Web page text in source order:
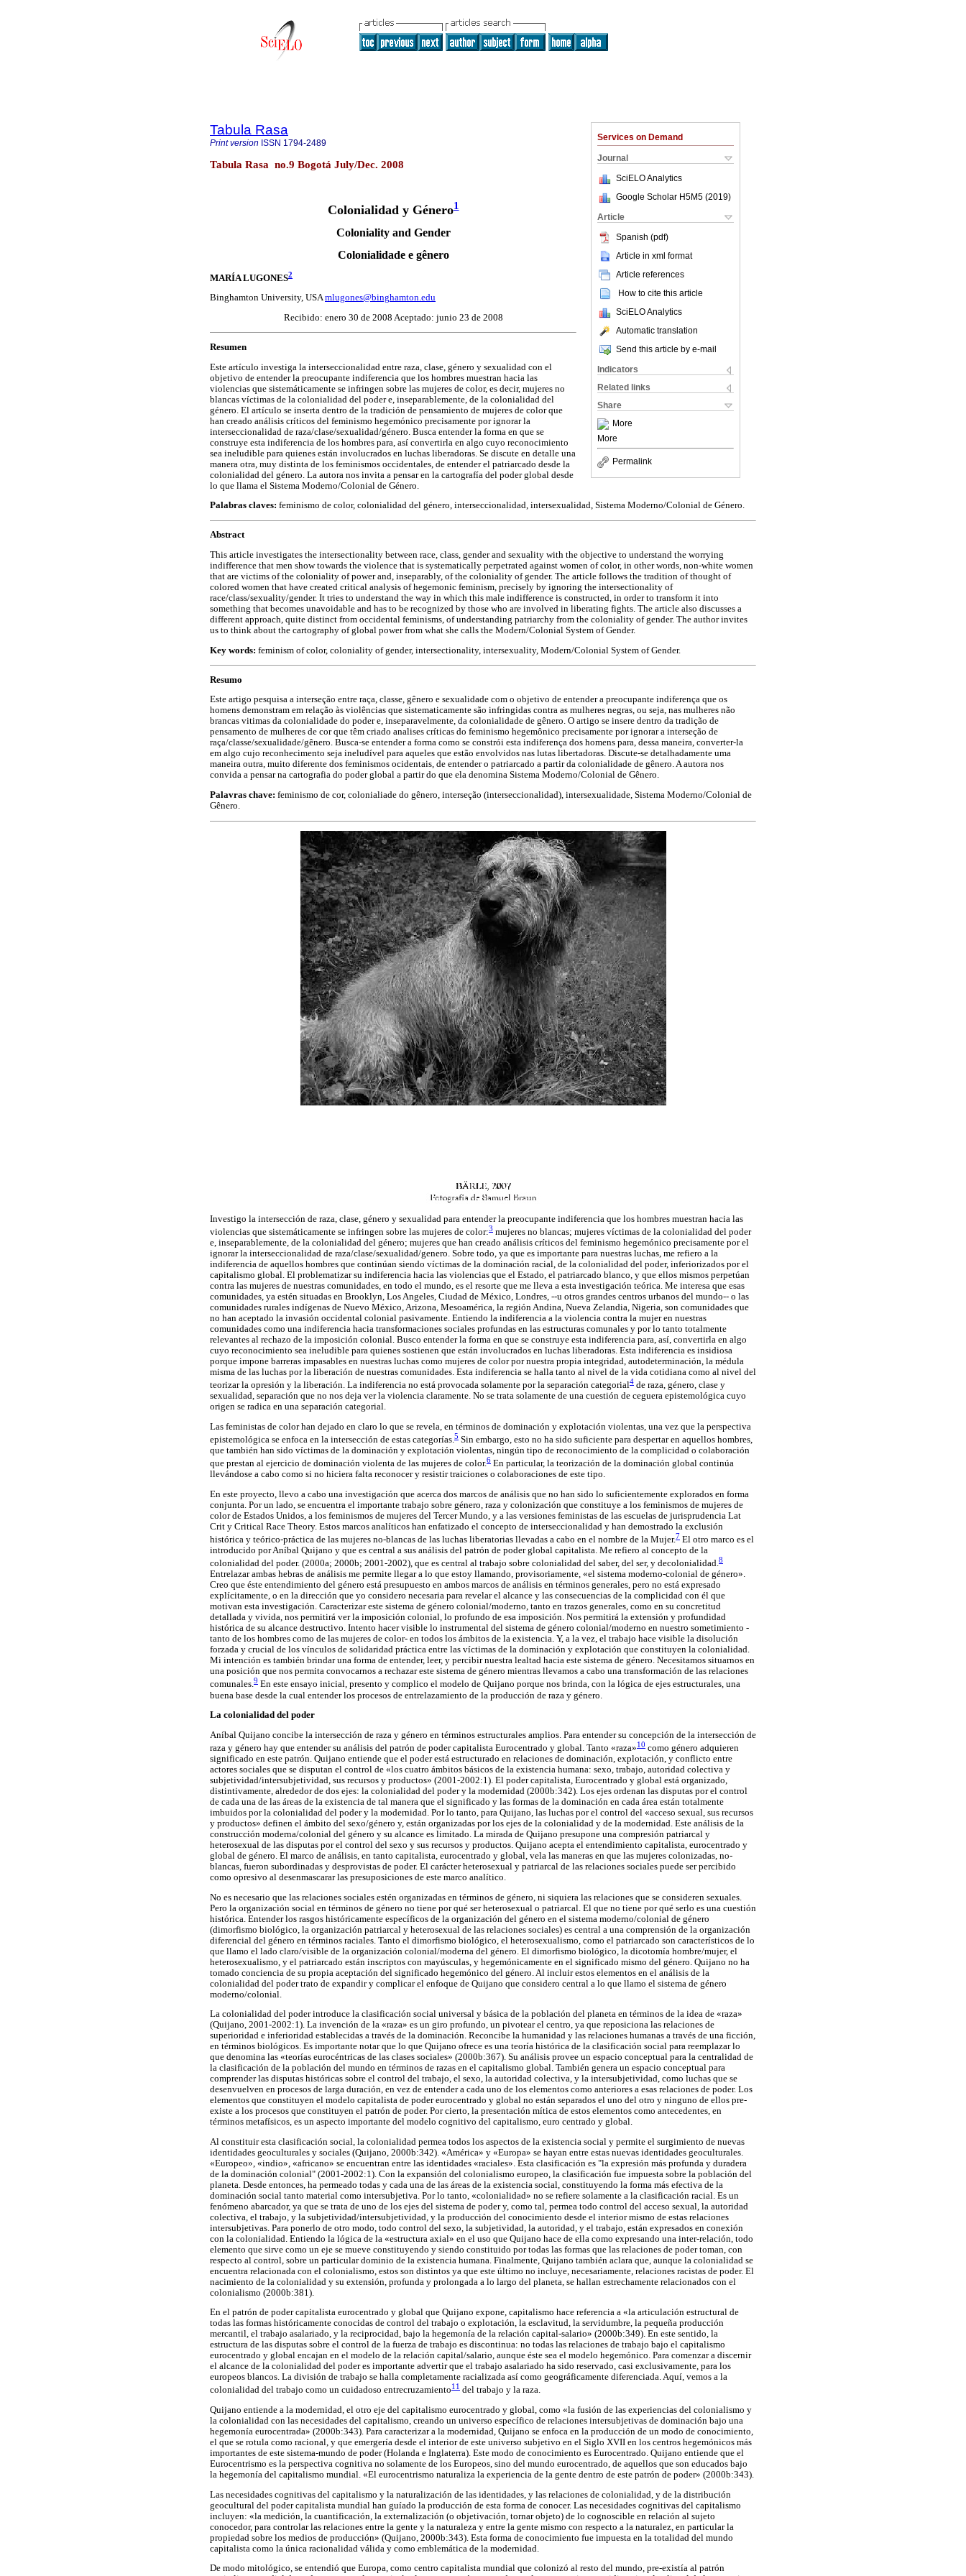
Services on Demand
Journal
SciELO Analytics
Google Scholar H5M5 (2019)
Article
Spanish (pdf)
Article in xml format
Article references
How to cite this article
SciELO Analytics
Automatic translation
Send this article by e-mail
Indicators
Related links
Share
More
More
Permalink
Tabula Rasa
Print version ISSN 1794-2489
Tabula Rasa no.9 Bogotá July/Dec. 2008
Colonialidad y Género1
Coloniality and Gender
Colonialidade e gênero
MARÍA LUGONES2
Binghamton University, USAmlugones@binghamton.edu
Recibido: enero 30 de 2008 Aceptado: junio 23 de 2008
Resumen
Este artículo investiga la interseccionalidad entre raza, clase, género y sexualidad con el
objetivo de entender la preocupante indiferencia que los hombres muestran hacia las
violencias que sistemáticamente se infringen sobre las mujeres de color, es decir, mujeres no
blancas víctimas de la colonialidad del poder e, inseparablemente, de la colonialidad del
género. El artículo se inserta dentro de la tradición de pensamiento de mujeres de color que
han creado análisis críticos del feminismo hegemónico precisamente por ignorar la
interseccionalidad de raza/clase/sexualidad/género. Busca entender la forma en que se
construye esta indiferencia de los hombres para, así convertirla en algo cuyo reconocimiento
sea ineludible para quienes están involucrados en luchas liberadoras. Se discute en detalle una
manera otra, muy distinta de los feminismos occidentales, de entender el patriarcado desde la
colonialidad del género. La autora nos invita a pensar en la cartografía del poder global desde
lo que llama el Sistema Moderno/Colonial de Género.
Palabras claves: feminismo de color, colonialidad del género, interseccionalidad, intersexualidad, Sistema Moderno/Colonial de Género.
Abstract
This article investigates the intersectionality between race, class, gender and sexuality with the objective to understand the worrying
indifference that men show towards the violence that is systematically perpetrated against women of color, in other words, non-white women
that are victims of the coloniality of power and, inseparably, of the coloniality of gender. The article follows the tradition of thought of
colored women that have created critical analysis of hegemonic feminism, precisely by ignoring the intersectionality of
race/class/sexuality/gender. It tries to understand the way in which this male indifference is constructed, in order to transform it into
something that becomes unavoidable and has to be recognized by those who are involved in liberating fights. The article also discusses a
different approach, quite distinct from occidental feminisms, of understanding patriarchy from the coloniality of gender. The author invites
us to think about the cartography of global power from what she calls the Modern/Colonial System of Gender.
Key words: feminism of color, coloniality of gender, intersectionality, intersexuality, Modern/Colonial System of Gender.
Resumo
Este artigo pesquisa a interseção entre raça, classe, gênero e sexualidade com o objetivo de entender a preocupante indiferença que os
homens demonstram em relação às violências que sistematicamente são infringidas contra as mulheres negras, ou seja, nas mulheres não
brancas vitimas da colonialidade do poder e, inseparavelmente, da colonialidade de gênero. O artigo se insere dentro da tradição de
pensamento de mulheres de cor que têm criado analises críticas do feminismo hegemônico precisamente por ignorar a interseção de
raça/classe/sexualidade/gênero. Busca-se entender a forma como se constrói esta indiferença dos homens para, dessa maneira, converter-la
em algo cujo reconhecimento seja ineludível para aqueles que estão envolvidos nas lutas libertadoras. Discute-se detalhadamente uma
maneira outra, muito diferente dos feminismos ocidentais, de entender o patriarcado a partir da colonialidade de gênero. A autora nos
convida a pensar na cartografia do poder global a partir do que ela denomina Sistema Moderno/Colonial de Gênero.
Palavras chave: feminismo de cor, colonialiade do gênero, interseção (interseccionalidad), intersexualidade, Sistema Moderno/Colonial de
Gênero.
Investigo la intersección de raza, clase, género y sexualidad para entender la preocupante indiferencia que los hombres muestran hacia las
violencias que sistemáticamente se infringen sobre las mujeres de color:3 mujeres no blancas; mujeres víctimas de la colonialidad del poder
e, inseparablemente, de la colonialidad del género; mujeres que han creado análisis críticos del feminismo hegemónico precisamente por el
ignorar la interseccionalidad de raza/clase/sexualidad/genero. Sobre todo, ya que es importante para nuestras luchas, me refiero a la
indiferencia de aquellos hombres que continúan siendo víctimas de la dominación racial, de la colonialidad del poder, inferiorizados por el
capitalismo global. El problematizar su indiferencia hacia las violencias que el Estado, el patriarcado blanco, y que ellos mismos perpetúan
contra las mujeres de nuestras comunidades, en todo el mundo, es el resorte que me lleva a esta investigación teórica. Me interesa que esas
comunidades, ya estén situadas en Brooklyn, Los Angeles, Ciudad de México, Londres, --u otros grandes centros urbanos del mundo-- o las
comunidades rurales indígenas de Nuevo México, Arizona, Mesoamérica, la región Andina, Nueva Zelandia, Nigeria, son comunidades que
no han aceptado la invasión occidental colonial pasivamente. Entiendo la indiferencia a la violencia contra la mujer en nuestras
comunidades como una indiferencia hacia transformaciones sociales profundas en las estructuras comunales y por lo tanto totalmente
relevantes al rechazo de la imposición colonial. Busco entender la forma en que se construye esta indiferencia para, así, convertirla en algo
cuyo reconocimiento sea ineludible para quienes sostienen que están involucrados en luchas liberadoras. Esta indiferencia es insidiosa
porque impone barreras impasables en nuestras luchas como mujeres de color por nuestra propia integridad, autodeterminación, la médula
misma de las luchas por la liberación de nuestras comunidades. Esta indiferencia se halla tanto al nivel de la vida cotidiana como al nivel del
teorizar la opresión y la liberación. La indiferencia no está provocada solamente por la separación categorial4 de raza, género, clase y
sexualidad, separación que no nos deja ver la violencia claramente. No se trata solamente de una cuestión de ceguera epistemológica cuyo
origen se radica en una separación categorial.
Las feministas de color han dejado en claro lo que se revela, en términos de dominación y explotación violentas, una vez que la perspectiva
epistemológica se enfoca en la intersección de estas categorías.5 Sin embargo, esto no ha sido suficiente para despertar en aquellos hombres,
que también han sido víctimas de la dominación y explotación violentas, ningún tipo de reconocimiento de la complicidad o colaboración
que prestan al ejercicio de dominación violenta de las mujeres de color.6 En particular, la teorización de la dominación global continúa
llevándose a cabo como si no hiciera falta reconocer y resistir traiciones o colaboraciones de este tipo.
En este proyecto, llevo a cabo una investigación que acerca dos marcos de análisis que no han sido lo suficientemente explorados en forma
conjunta. Por un lado, se encuentra el importante trabajo sobre género, raza y colonización que constituye a los feminismos de mujeres de
color de Estados Unidos, a los feminismos de mujeres del Tercer Mundo, y a las versiones feministas de las escuelas de jurisprudencia Lat
Crit y Critical Race Theory. Estos marcos analíticos han enfatizado el concepto de interseccionalidad y han demostrado la exclusión
histórica y teórico-práctica de las mujeres no-blancas de las luchas liberatorias llevadas a cabo en el nombre de la Mujer.7 El otro marco es el
introducido por Aníbal Quijano y que es central a sus análisis del patrón de poder global capitalista. Me refiero al concepto de la
colonialidad del poder. (2000a; 2000b; 2001-2002), que es central al trabajo sobre colonialidad del saber, del ser, y decolonialidad.8
Entrelazar ambas hebras de análisis me permite llegar a lo que estoy llamando, provisoriamente, «el sistema moderno-colonial de género».
Creo que éste entendimiento del género está presupuesto en ambos marcos de análisis en términos generales, pero no está expresado
explícitamente, o en la dirección que yo considero necesaria para revelar el alcance y las consecuencias de la complicidad con él que
motivan esta investigación. Caracterizar este sistema de género colonial/moderno, tanto en trazos generales, como en su concretitud
detallada y vivida, nos permitirá ver la imposición colonial, lo profundo de esa imposición. Nos permitirá la extensión y profundidad
histórica de su alcance destructivo. Intento hacer visible lo instrumental del sistema de género colonial/moderno en nuestro sometimiento -
tanto de los hombres como de las mujeres de color- en todos los ámbitos de la existencia. Y, a la vez, el trabajo hace visible la disolución
forzada y crucial de los vínculos de solidaridad práctica entre las víctimas de la dominación y explotación que constituyen la colonialidad.
Mi intención es también brindar una forma de entender, leer, y percibir nuestra lealtad hacia este sistema de género. Necesitamos situarnos en
una posición que nos permita convocarnos a rechazar este sistema de género mientras llevamos a cabo una transformación de las relaciones
comunales.9 En este ensayo inicial, presento y complico el modelo de Quijano porque nos brinda, con la lógica de ejes estructurales, una
buena base desde la cual entender los procesos de entrelazamiento de la producción de raza y género.
La colonialidad del poder
Aníbal Quijano concibe la intersección de raza y género en términos estructurales amplios. Para entender su concepción de la intersección de
raza y género hay que entender su análisis del patrón de poder capitalista Eurocentrado y global. Tanto «raza»10 como género adquieren
significado en este patrón. Quijano entiende que el poder está estructurado en relaciones de dominación, explotación, y conflicto entre
actores sociales que se disputan el control de «los cuatro ámbitos básicos de la existencia humana: sexo, trabajo, autoridad colectiva y
subjetividad/intersubjetividad, sus recursos y productos» (2001-2002:1). El poder capitalista, Eurocentrado y global está organizado,
distintivamente, alrededor de dos ejes: la colonialidad del poder y la modernidad (2000b:342). Los ejes ordenan las disputas por el control
de cada una de las áreas de la existencia de tal manera que el significado y las formas de la dominación en cada área están totalmente
imbuidos por la colonialidad del poder y la modernidad. Por lo tanto, para Quijano, las luchas por el control del «acceso sexual, sus recursos
y productos» definen el ámbito del sexo/género y, están organizadas por los ejes de la colonialidad y de la modernidad. Este análisis de la
construcción moderna/colonial del género y su alcance es limitado. La mirada de Quijano presupone una compresión patriarcal y
heterosexual de las disputas por el control del sexo y sus recursos y productos. Quijano acepta el entendimiento capitalista, eurocentrado y
global de género. El marco de análisis, en tanto capitalista, eurocentrado y global, vela las maneras en que las mujeres colonizadas, no-
blancas, fueron subordinadas y desprovistas de poder. El carácter heterosexual y patriarcal de las relaciones sociales puede ser percibido
como opresivo al desenmascarar las presuposiciones de este marco analítico.
No es necesario que las relaciones sociales estén organizadas en términos de género, ni siquiera las relaciones que se consideren sexuales.
Pero la organización social en términos de género no tiene por qué ser heterosexual o patriarcal. El que no tiene por qué serlo es una cuestión
histórica. Entender los rasgos históricamente específicos de la organización del género en el sistema moderno/colonial de género
(dimorfismo biológico, la organización patriarcal y heterosexual de las relaciones sociales) es central a una comprensión de la organización
diferencial del género en términos raciales. Tanto el dimorfismo biológico, el heterosexualismo, como el patriarcado son característicos de lo
que llamo el lado claro/visible de la organización colonial/moderna del género. El dimorfismo biológico, la dicotomía hombre/mujer, el
heterosexualismo, y el patriarcado están inscriptos con mayúsculas, y hegemónicamente en el significado mismo del género. Quijano no ha
tomado conciencia de su propia aceptación del significado hegemónico del género. Al incluir estos elementos en el análisis de la
colonialidad del poder trato de expandir y complicar el enfoque de Quijano que considero central a lo que llamo el sistema de género
moderno/colonial.
La colonialidad del poder introduce la clasificación social universal y básica de la población del planeta en términos de la idea de «raza»
(Quijano, 2001-2002:1). La invención de la «raza» es un giro profundo, un pivotear el centro, ya que reposiciona las relaciones de
superioridad e inferioridad establecidas a través de la dominación. Reconcibe la humanidad y las relaciones humanas a través de una ficción,
en términos biológicos. Es importante notar que lo que Quijano ofrece es una teoría histórica de la clasificación social para reemplazar lo
que denomina las «teorías eurocéntricas de las clases sociales» (2000b:367). Su análisis provee un espacio conceptual para la centralidad de
la clasificación de la población del mundo en términos de razas en el capitalismo global. También genera un espacio conceptual para
comprender las disputas históricas sobre el control del trabajo, el sexo, la autoridad colectiva, y la intersubjetividad, como luchas que se
desenvuelven en procesos de larga duración, en vez de entender a cada uno de los elementos como anteriores a esas relaciones de poder. Los
elementos que constituyen el modelo capitalista de poder eurocentrado y global no están separados el uno del otro y ninguno de ellos pre-
existe a los procesos que constituyen el patrón de poder. Por cierto, la presentación mítica de estos elementos como antecedentes, en
términos metafísicos, es un aspecto importante del modelo cognitivo del capitalismo, euro centrado y global.
Al constituir esta clasificación social, la colonialidad permea todos los aspectos de la existencia social y permite el surgimiento de nuevas
identidades geoculturales y sociales (Quijano, 2000b:342). «América» y «Europa» se hayan entre estas nuevas identidades geoculturales.
«Europeo», «indio», «africano» se encuentran entre las identidades «raciales». Esta clasificación es "la expresión más profunda y duradera
de la dominación colonial" (2001-2002:1). Con la expansión del colonialismo europeo, la clasificación fue impuesta sobre la población del
planeta. Desde entonces, ha permeado todas y cada una de las áreas de la existencia social, constituyendo la forma más efectiva de la
dominación social tanto material como intersubjetiva. Por lo tanto, «colonialidad» no se refiere solamente a la clasificación racial. Es un
fenómeno abarcador, ya que se trata de uno de los ejes del sistema de poder y, como tal, permea todo control del acceso sexual, la autoridad
colectiva, el trabajo, y la subjetividad/intersubjetividad, y la producción del conocimiento desde el interior mismo de estas relaciones
intersubjetivas. Para ponerlo de otro modo, todo control del sexo, la subjetividad, la autoridad, y el trabajo, están expresados en conexión
con la colonialidad. Entiendo la lógica de la «estructura axial» en el uso que Quijano hace de ella como expresando una inter-relación, todo
elemento que sirve como un eje se mueve constituyendo y siendo constituido por todas las formas que las relaciones de poder toman, con
respecto al control, sobre un particular dominio de la existencia humana. Finalmente, Quijano también aclara que, aunque la colonialidad se
encuentra relacionada con el colonialismo, estos son distintos ya que este último no incluye, necesariamente, relaciones racistas de poder. El
nacimiento de la colonialidad y su extensión, profunda y prolongada a lo largo del planeta, se hallan estrechamente relacionados con el
colonialismo (2000b:381).
En el patrón de poder capitalista eurocentrado y global que Quijano expone, capitalismo hace referencia a «la articulación estructural de
todas las formas históricamente conocidas de control del trabajo o explotación, la esclavitud, la servidumbre, la pequeña producción
mercantil, el trabajo asalariado, y la reciprocidad, bajo la hegemonía de la relación capital-salario» (2000b:349). En este sentido, la
estructura de las disputas sobre el control de la fuerza de trabajo es discontinua: no todas las relaciones de trabajo bajo el capitalismo
eurocentrado y global encajan en el modelo de la relación capital/salario, aunque éste sea el modelo hegemónico. Para comenzar a discernir
el alcance de la colonialidad del poder es importante advertir que el trabajo asalariado ha sido reservado, casi exclusivamente, para los
europeos blancos. La división de trabajo se halla completamente racializada así como geográficamente diferenciada. Aquí, vemos a la
colonialidad del trabajo como un cuidadoso entrecruzamiento11 del trabajo y la raza.
Quijano entiende a la modernidad, el otro eje del capitalismo eurocentrado y global, como «la fusión de las experiencias del colonialismo y
la colonialidad con las necesidades del capitalismo, creando un universo específico de relaciones intersubjetivas de dominación bajo una
hegemonía eurocentrada» (2000b:343). Para caracterizar a la modernidad, Quijano se enfoca en la producción de un modo de conocimiento,
el que se rotula como racional, y que emergería desde el interior de este universo subjetivo en el Siglo XVII en los centros hegemónicos más
importantes de este sistema-mundo de poder (Holanda e Inglaterra). Este modo de conocimiento es Eurocentrado. Quijano entiende que el
Eurocentrismo es la perspectiva cognitiva no solamente de los Europeos, sino del mundo eurocentrado, de aquellos que son educados bajo
la hegemonía del capitalismo mundial. «El eurocentrismo naturaliza la experiencia de la gente dentro de este patrón de poder» (2000b:343).
Las necesidades cognitivas del capitalismo y la naturalización de las identidades, y las relaciones de colonialidad, y de la distribución
geocultural del poder capitalista mundial han guíado la producción de esta forma de conocer. Las necesidades cognitivas del capitalismo
incluyen: «la medición, la cuantificación, la externalización (o objetivación, tornar objeto) de lo cognoscible en relación al sujeto
conocedor, para controlar las relaciones entre la gente y la naturaleza y entre la gente mismo con respecto a la naturalez, en particular la
propiedad sobre los medios de producción» (Quijano, 2000b:343). Esta forma de conocimiento fue impuesta en la totalidad del mundo
capitalista como la única racionalidad válida y como emblemática de la modernidad.
De modo mitológico, se entendió que Europa, como centro capitalista mundial que colonizó al resto del mundo, pre-existía al patrón